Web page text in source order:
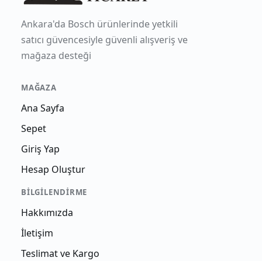
Ankara'da Bosch ürünlerinde yetkili
satıcı güvencesiyle güvenli alışveriş ve
mağaza desteği
MAĞAZA
Ana Sayfa
Sepet
Giriş Yap
Hesap Oluştur
BILGILENDIRME
Hakkımızda
İletişim
Teslimat ve Kargo